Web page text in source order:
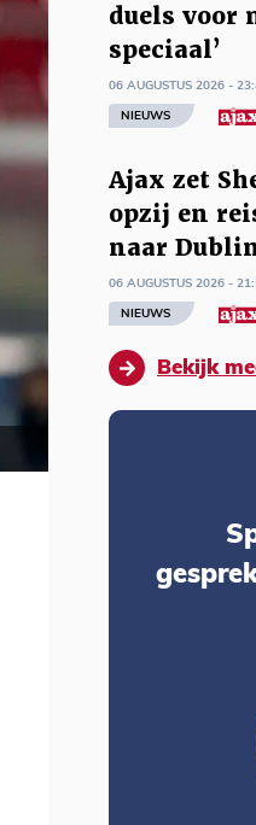
duels voor
speciaal’
06 AUGUSTUS 2026 -
NIEUWS
Ajax zet
opzij en
naar
06 AUGUSTUS 2026 -
NIEUWS
Bekijk